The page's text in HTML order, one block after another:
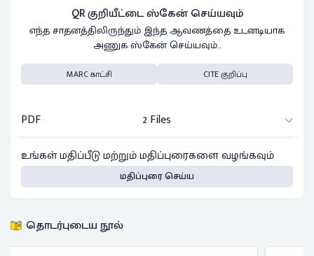
QR குறியீட்டை ஸ்கேன் செய்யவும்
எந்த சாதனத்திலிருந்தும் இந்த ஆவணத்தை உடனடியாக
அணுக ஸ்கேன் செய்யவும்..
MARC காட்சி CITE குறிப்பு
PDF
2 Files
உங்கள் மதிப்பீடு மற்றும் மதிப்புரைகளை வழங்கவும்
மதிப்புரை செய்ய
தொடர்புடைய நூல்